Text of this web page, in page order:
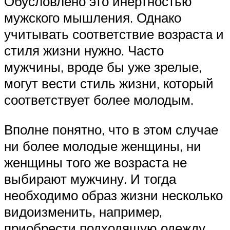
мужского мышления. Однако
учитывать соответствие возраста и
стиля жизни нужно. Часто
мужчины, вроде бы уже зрелые,
могут вести стиль жизни, который
соответствует более молодым.
Вполне понятно, что в этом случае
ни более молодые женщины, ни
женщины того же возраста не
выбирают мужчину. И тогда
необходимо образ жизни несколько
видоизменить, например,